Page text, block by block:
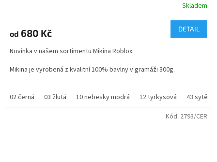
je
z
hvězdiček.
Skladem
od 680 Kč DETAIL
Novinka v našem sortimentu Mikina Roblox.
Mikina je vyrobená z kvalitní 100% bavlny v gramáži 300g.
od velikosti S do XXL. Mikinu můžete doplnit tričkem
02 černá 03 žlutá 10 nebesky modrá 12 tyrkysová 43 sytě
Kód: 2793/CER